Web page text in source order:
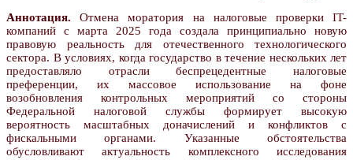
Аннотация. Отмена моратория на налоговые проверки IT-
компаний с марта 2025 года создала принципиально новую
правовую реальность для отечественного технологического
сектора. В условиях, когда государство в течение нескольких лет
предоставляло отрасли беспрецедентные налоговые
преференции, их массовое использование на фоне
возобновления контрольных мероприятий со стороны
Федеральной налоговой службы формирует высокую
вероятность масштабных доначислений и конфликтов с
фискальными органами. Указанные обстоятельства
обусловливают актуальность комплексного исследования